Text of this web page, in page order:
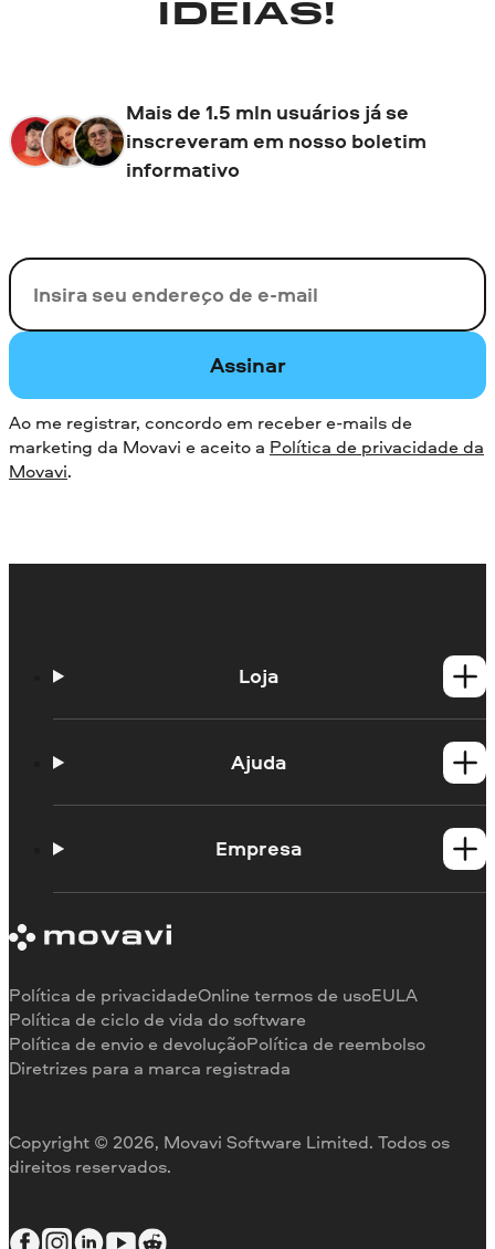
IDEIAS!
Mais de 1.5 mln usuários já se
inscreveram em nosso boletim
informativo
Seu e-mail
Assinar
Ao me registrar, concordo em receber e-mails de
marketing da Movavi e aceito a Política de privacidade da
Movavi.
Loja
Produtos para Mac Ajuda
Portal de aprendizagem
Limitações da versão de teste
Reembolso
Empresa
Testemunhos
Por que nos escolher
Para o trabalho
Copyright © 2026, Movavi Software Limited. Todos os
direitos reservados.
Política de privacidadeOnline termos de usoEULA
Política de ciclo de vida do software
Política de envio e devoluçãoPolítica de reembolso
Diretrizes para a marca registrada